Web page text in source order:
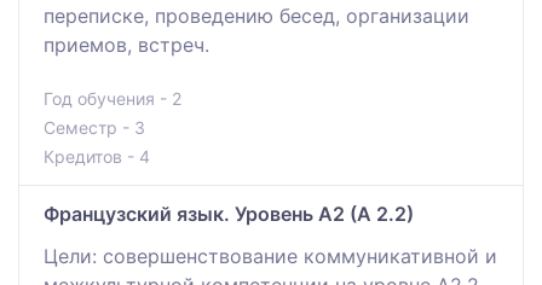
переписке, проведению бесед, организации
приемов, встреч.
Год обучения - 2
Семестр - 3
Кредитов - 4
Французский язык. Уровень А2 (А 2.2)
Цели: совершенствование коммуникативной и